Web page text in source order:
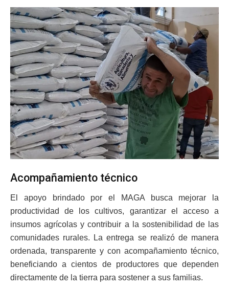
Acompañamiento técnico
El apoyo brindado por el MAGA busca mejorar la
productividad de los cultivos, garantizar el acceso a
insumos agrícolas y contribuir a la sostenibilidad de las
comunidades rurales. La entrega se realizó de manera
ordenada, transparente y con acompañamiento técnico,
beneficiando a cientos de productores que dependen
directamente de la tierra para sostener a sus familias.